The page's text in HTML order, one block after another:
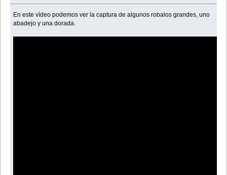
En este vídeo podemos ver la captura de algunos robalos grandes, uno
abadejo y una dorada.